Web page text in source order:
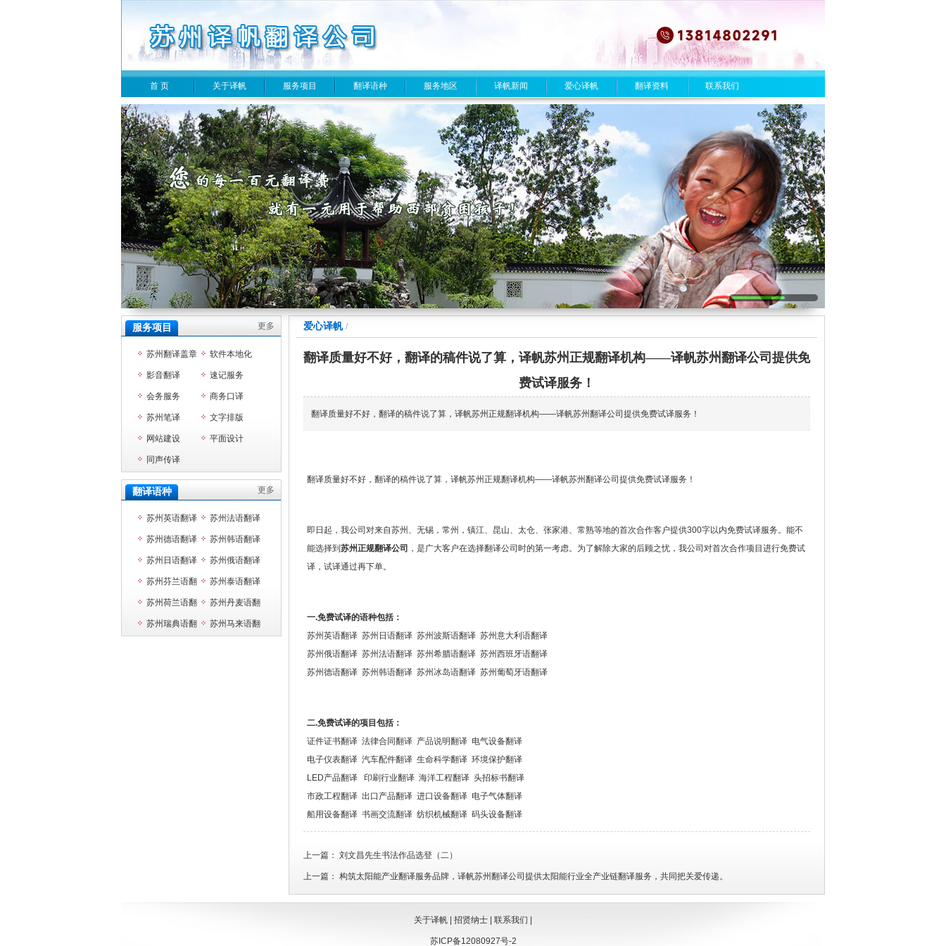
首 页 关于译帆 服务项目 翻译语种 服务地区 译帆新闻 爱心译帆 翻译资料 联系我们
爱心译帆 /
翻译质量好不好，翻译的稿件说了算，译帆苏州正规翻译机构——译帆苏州翻译公司提供免
费试译服务！
翻译质量好不好，翻译的稿件说了算，译帆苏州正规翻译机构——译帆苏州翻译公司提供免费试译服务！
翻译质量好不好，翻译的稿件说了算，译帆苏州正规翻译机构——译帆苏州翻译公司提供免费试译服务！
即日起，我公司对来自苏州、无锡，常州，镇江、昆山、太仓、张家港、常熟等地的首次合作客户提供300字以内免费试译服务。能不
能选择到 苏州正规翻译公司 ，是广大客户在选择翻译公司时的第一考虑。为了解除大家的后顾之忧，我公司对首次合作项目进行免费试
译，试译通过再下单。
一.免费试译的语种包括：
苏州英语翻译 苏州日语翻译 苏州波斯语翻译 苏州意大利语翻译
苏州俄语翻译 苏州法语翻译 苏州希腊语翻译 苏州西班牙语翻译
苏州德语翻译 苏州韩语翻译 苏州冰岛语翻译 苏州葡萄牙语翻译
二.免费试译的项目包括：
证件证书翻译 法律合同翻译 产品说明翻译 电气设备翻译
电子仪表翻译 汽车配件翻译 生命科学翻译 环境保护翻译
LED产品翻译 印刷行业翻译 海洋工程翻译 头招标书翻译
市政工程翻译 出口产品翻译 进口设备翻译 电子气体翻译
船用设备翻译 书画交流翻译 纺织机械翻译 码头设备翻译
上一篇： 刘文昌先生书法作品选登（二）
上一篇： 构筑太阳能产业翻译服务品牌，译帆苏州翻译公司提供太阳能行业全产业链翻译服务，共同把关爱传递。
服务项目 更多
苏州翻译盖章 软件本地化
影音翻译 速记服务
会务服务 商务口译
苏州笔译 文字排版
网站建设 平面设计
同声传译
翻译语种 更多
苏州英语翻译 苏州法语翻译
苏州德语翻译 苏州韩语翻译
苏州日语翻译 苏州俄语翻译
苏州芬兰语翻
译
苏州泰语翻译
苏州荷兰语翻
译
苏州丹麦语翻
译
苏州瑞典语翻 苏州马来语翻
关于译帆 招贤纳士 联系我们
苏ICP备12080927号-2